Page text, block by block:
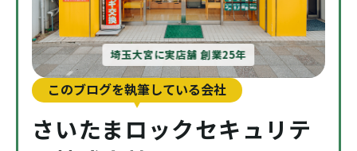
埼玉大宮に実店舗 創業25年
このブログを執筆している会社
さいたまロックセキュリテ